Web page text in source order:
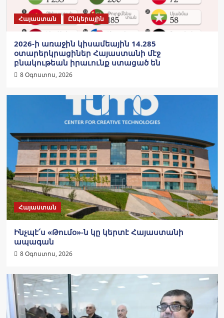
Հայաստան Ընկերային
2026-ի առաջին կիսամեային 14.285
օտարերկրացիներ Հայաստանի մէջ
բնակութեան իրաւունք ստացած են
8 Օգոստոս, 2026
Հայաստան
Ինչպէ՛ս «Թումօ»-ն կը կերտէ Հայաստանի
ապագան
8 Օգոստոս, 2026